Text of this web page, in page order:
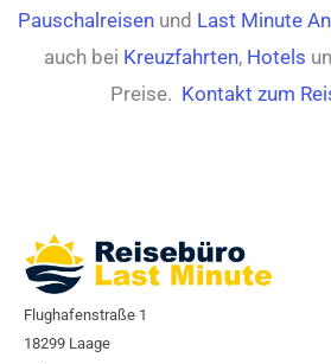
Pauschalreisenund Last Minute
auch bei Kreuzfahrten, Hotels
Preise. Kontakt zum
Flughafenstraße 1
18299 Laage